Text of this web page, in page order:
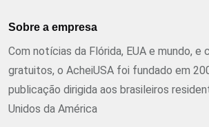
Sobre a empresa
Com notícias da Flórida, EUA e mundo, e
gratuitos, o AcheiUSA foi fundado em
publicação dirigida aos brasileiros
Unidos da América